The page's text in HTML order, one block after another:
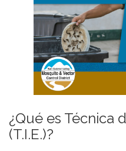
¿Qué es Técnica
(T.I.E.)?